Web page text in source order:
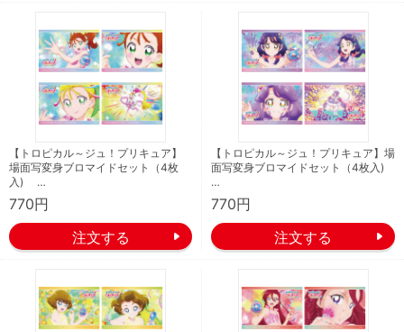
【トロピカル～ジュ！プリキュア】
場面写変身ブロマイドセット（4枚
入) …
770円
【トロピカル～ジュ！プリキュア】場
面写変身ブロマイドセット（4枚入)
…
770円